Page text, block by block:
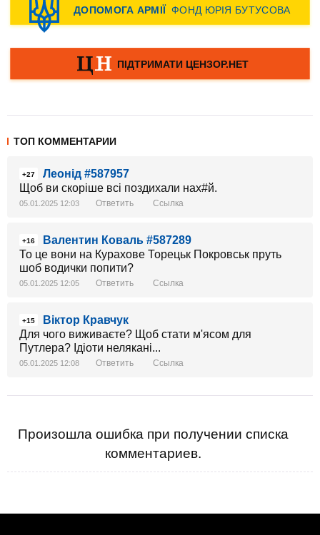
ТОП КОММЕНТАРИИ
+27
Леонід #587957
Щоб ви скоріше всі поздихали нах#й.
05.01.2025 12:03 Ответить Ссылка
+16
Валентин Коваль #587289
То це вони на Курахове Торецьк Покровськ пруть
шоб водички попити?
05.01.2025 12:05 Ответить Ссылка
+15
Віктор Кравчук
Для чого виживаєте? Щоб стати м'ясом для
Путлера? Ідіоти нелякані...
05.01.2025 12:08 Ответить Ссылка
Произошла ошибка при получении списка
комментариев.